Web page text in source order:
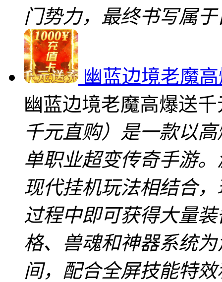
门势力，最终书写属
幽蓝边境老魔
幽蓝边境老魔高爆送
千元直购）是一款以
单职业超变传奇手游
现代挂机玩法相结合
过程中即可获得大量
格、兽魂和神器系统
间，配合全屏技能特